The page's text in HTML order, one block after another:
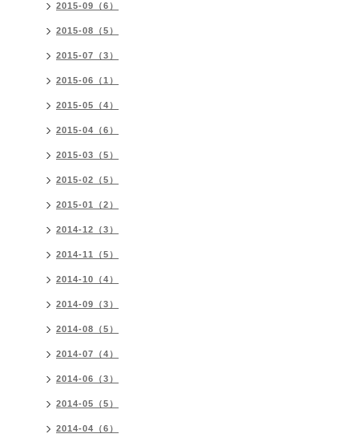
2015-09（6）
2015-08（5）
2015-07（3）
2015-06（1）
2015-05（4）
2015-04（6）
2015-03（5）
2015-02（5）
2015-01（2）
2014-12（3）
2014-11（5）
2014-10（4）
2014-09（3）
2014-08（5）
2014-07（4）
2014-06（3）
2014-05（5）
2014-04（6）